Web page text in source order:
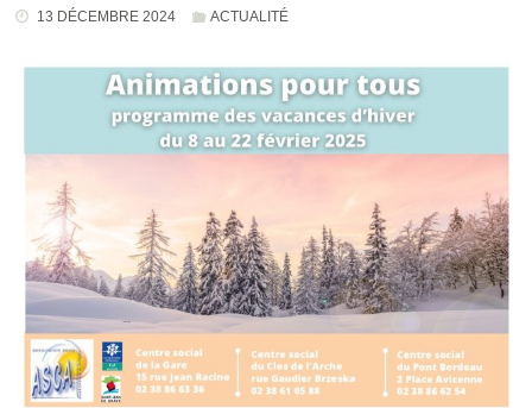
13 DÉCEMBRE 2024 ACTUALITÉ